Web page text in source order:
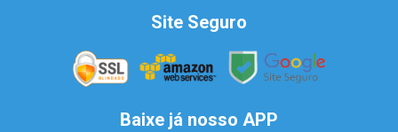
Site Seguro
Baixe já nosso APP